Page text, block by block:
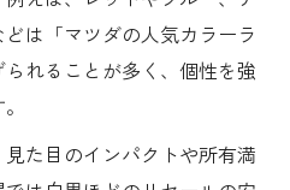
は「マツダの人気カラーラ
れることが多く、個性を強
た目のインパクトや所有満